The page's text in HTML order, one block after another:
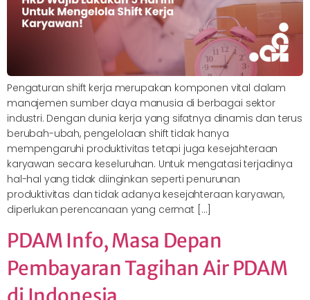
Pengaturan shift kerja merupakan komponen vital dalam
manajemen sumber daya manusia di berbagai sektor
industri. Dengan dunia kerja yang sifatnya dinamis dan terus
berubah-ubah, pengelolaan shift tidak hanya
mempengaruhi produktivitas tetapi juga kesejahteraan
karyawan secara keseluruhan. Untuk mengatasi terjadinya
hal-hal yang tidak diinginkan seperti penurunan
produktivitas dan tidak adanya kesejahteraan karyawan,
diperlukan perencanaan yang cermat […]
PDAM Info, Masa Depan
Pembayaran Tagihan Air PDAM